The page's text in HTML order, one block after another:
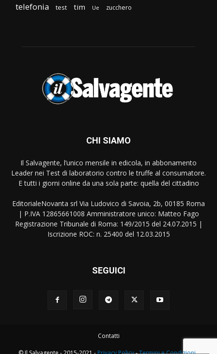
telefonia test tim Ue zucchero
CHI SIAMO
Il Salvagente, l’unico mensile in edicola, in abbonamento
Leader nei Test di laboratorio contro le truffe al consumatore.
E tutti i giorni online da una sola parte: quella del cittadino
EditorialeNovanta srl Via Ludovico di Savoia, 2b, 00185 Roma
| P.IVA 12865661008 Amministratore unico: Matteo Fago
Registrazione Tribunale di Roma: 149/2015 del 24.07.2015 |
Iscrizione ROC: n. 25400 del 12.03.2015
SEGUICI
Contatti